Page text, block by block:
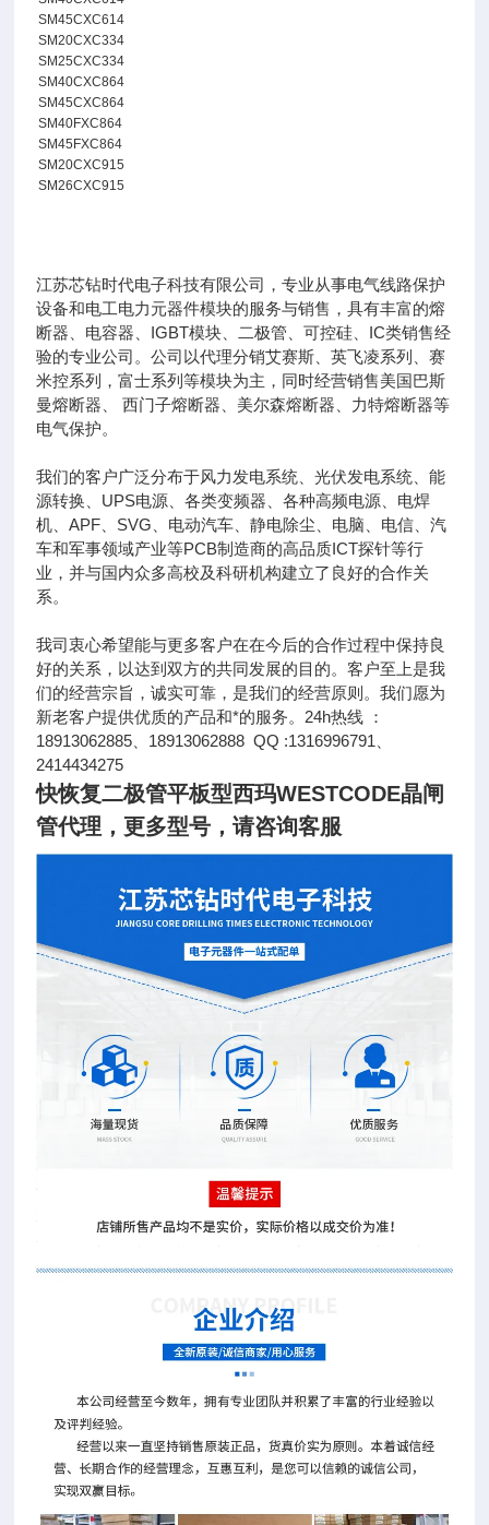
SM45CXC614
SM20CXC334
SM25CXC334
SM40CXC864
SM45CXC864
SM40FXC864
SM45FXC864
SM20CXC915
SM26CXC915
江苏芯钻时代电子科技有限公司，专业从事电气线路保护
设备和电工电力元器件模块的服务与销售，具有丰富的熔
断器、电容器、IGBT模块、二极管、可控硅、IC类销售经
验的专业公司。公司以代理分销艾赛斯、英飞凌系列、赛
米控系列，富士系列等模块为主，同时经营销售美国巴斯
曼熔断器、 西门子熔断器、美尔森熔断器、力特熔断器等
电气保护。
我们的客户广泛分布于风力发电系统、光伏发电系统、能
源转换、UPS电源、各类变频器、各种高频电源、电焊
机、APF、SVG、电动汽车、静电除尘、电脑、电信、汽
车和军事领域产业等PCB制造商的高品质ICT探针等行
业，并与国内众多高校及科研机构建立了良好的合作关
系。
我司衷心希望能与更多客户在在今后的合作过程中保持良
好的关系，以达到双方的共同发展的目的。客户至上是我
们的经营宗旨，诚实可靠，是我们的经营原则。我们愿为
新老客户提供优质的产品和*的服务。24h热线 ：
18913062885、18913062888 QQ :1316996791、
2414434275
快恢复二极管平板型西玛WESTCODE晶闸
管代理 ，更多型号，请咨询客服